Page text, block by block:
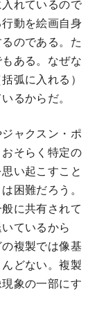
れているので
動を絵画自身
のである。た
ある。なぜな
弧に入れる）
るからだ。
ャクスン・ポ
そらく特定の
い起こすこと
困難だろう。
に共有されて
ているから
複製では像基
どない。複製
象の一部にす